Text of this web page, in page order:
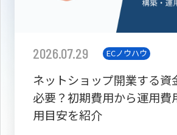
2026.07.29 ECノウハウ
ネットショップ開業する資
必要？初期費用から運用費
用目安を紹介